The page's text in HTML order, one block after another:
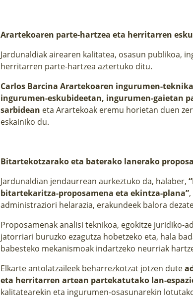
Arartekoaren parte-hartzea eta herritarren
Jardunaldiak airearen kalitatea, osasun publikoa,
herritarren parte-hartzea aztertuko ditu.
Carlos Barcina Arartekoaren ingurumen-
ingurumen-eskubideetan, ingurumen-gaietan
sarbidean eta Arartekoak eremu horietan duen
eskainiko du.
Bitartekotzarako eta baterako lanerako
Jardunaldian jendaurrean aurkeztuko da, halaber,
bitartekaritza-proposamena eta ekintza-plana”
administraziori helarazia, erakundeek balora
Proposamenak analisi teknikoa, egokitze juridiko-
jatorriari buruzko ezagutza hobetzeko eta, hala
babesteko mekanismoak indartzeko neurriak
Elkarte antolatzaileek beharrezkotzat jotzen dute
eta herritarren artean partekatutako lan-
kalitatearekin eta ingurumen-osasunarekin